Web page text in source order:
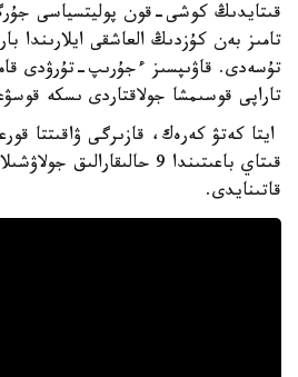
قىتايدىڭ كوشى-قون پوليتسياسى
تامىز بەن كۇزدىڭ العاشقى ايلارىندا
تۇسەدى. قاۋىپسىز ءجۇرىپ-تۇرۋدى
تاراپى قوسىمشا جولاقتاردى ىسكە
ايتا كەتۋ كەرەك، قازىرگى ۋاقىتتا
قىتاي باعىتىندا 9
قاتىنايدى.